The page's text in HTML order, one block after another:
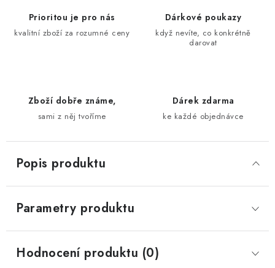
Prioritou je pro nás
kvalitní zboží za rozumné ceny
Dárkové poukazy
když nevíte, co konkrétně
darovat
Zboží dobře známe,
sami z něj tvoříme
Dárek zdarma
ke každé objednávce
Popis produktu
Parametry produktu
Hodnocení produktu (0)